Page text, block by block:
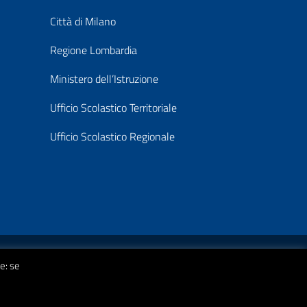
Città di Milano
Regione Lombardia
Ministero dell’Istruzione
Ufficio Scolastico Territoriale
Ufficio Scolastico Regionale
se